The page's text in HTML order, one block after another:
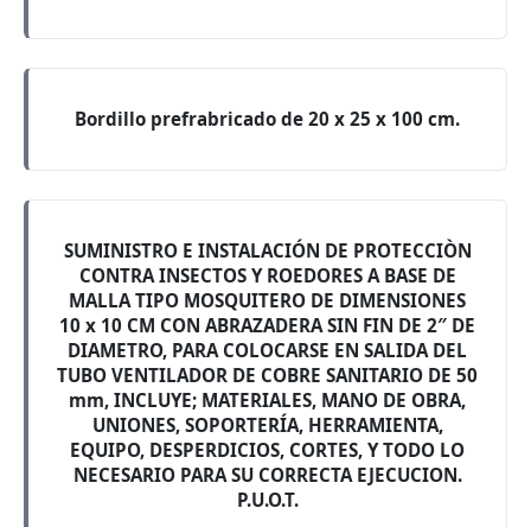
Bordillo prefrabricado de 20 x 25 x 100 cm.
SUMINISTRO E INSTALACIÓN DE PROTECCIÒN
CONTRA INSECTOS Y ROEDORES A BASE DE
MALLA TIPO MOSQUITERO DE DIMENSIONES
10 x 10 CM CON ABRAZADERA SIN FIN DE 2″ DE
DIAMETRO, PARA COLOCARSE EN SALIDA DEL
TUBO VENTILADOR DE COBRE SANITARIO DE 50
mm, INCLUYE; MATERIALES, MANO DE OBRA,
UNIONES, SOPORTERÍA, HERRAMIENTA,
EQUIPO, DESPERDICIOS, CORTES, Y TODO LO
NECESARIO PARA SU CORRECTA EJECUCION.
P.U.O.T.